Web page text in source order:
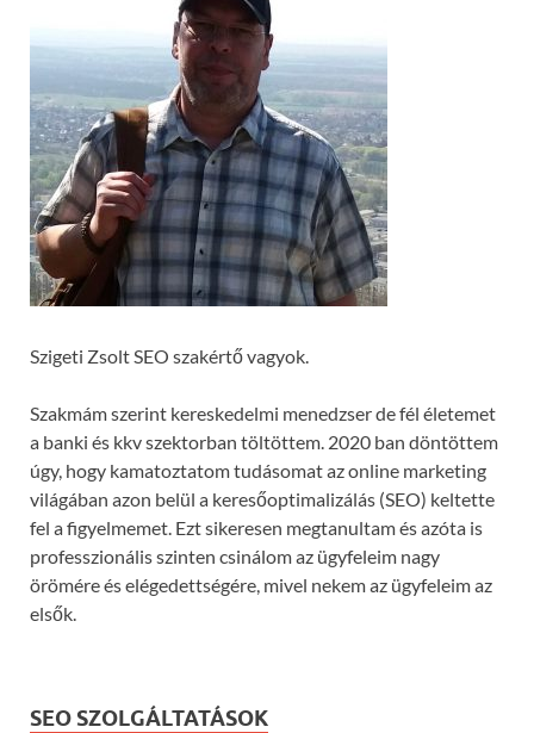
Szigeti Zsolt SEO szakértő vagyok.
Szakmám szerint kereskedelmi menedzser de fél életemet
a banki és kkv szektorban töltöttem. 2020 ban döntöttem
úgy, hogy kamatoztatom tudásomat az online marketing
világában azon belül a keresőoptimalizálás (SEO) keltette
fel a figyelmemet. Ezt sikeresen megtanultam és azóta is
professzionális szinten csinálom az ügyfeleim nagy
örömére és elégedettségére, mivel nekem az ügyfeleim az
elsők.
SEO SZOLGÁLTATÁSOK